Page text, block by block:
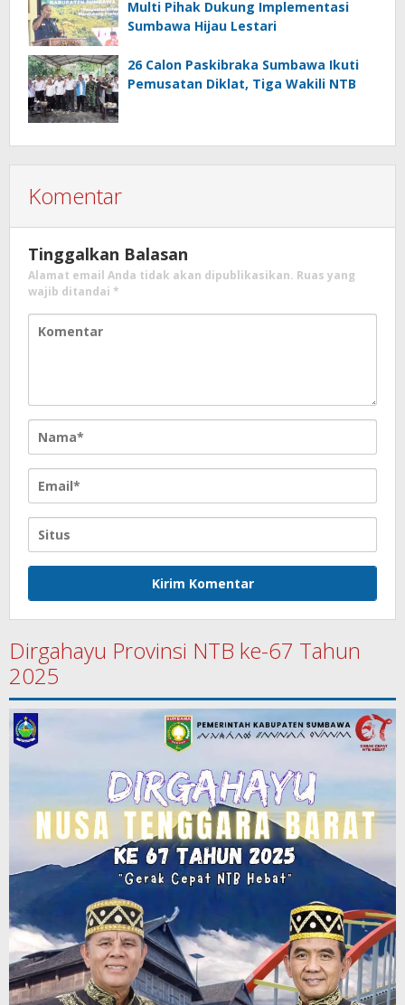
Multi Pihak Dukung Implementasi
Sumbawa Hijau Lestari
26 Calon Paskibraka Sumbawa Ikuti
Pemusatan Diklat, Tiga Wakili NTB
Komentar
Tinggalkan Balasan
Alamat email Anda tidak akan dipublikasikan. Ruas yang
wajib ditandai *
Dirgahayu Provinsi NTB ke-67 Tahun
2025